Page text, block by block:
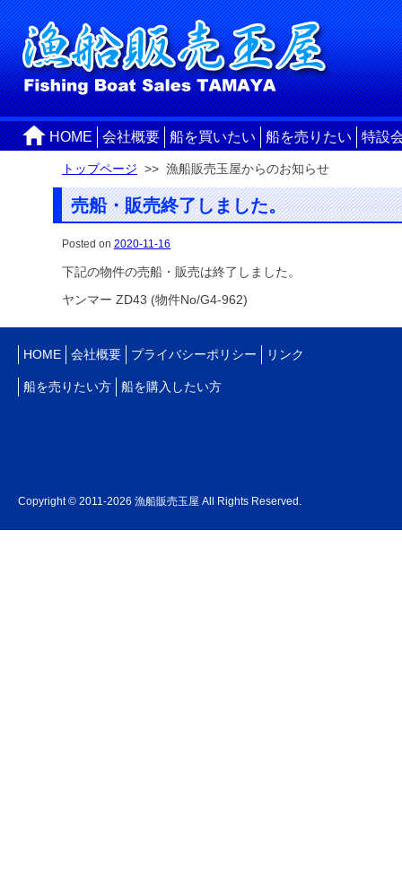
HOME 会社概要 船を買いたい 船を売りたい 特設
トップページ >> 漁船販売玉屋からのお知らせ
売船・販売終了しました。
Posted on 2020-11-16
下記の物件の売船・販売は終了しました。
ヤンマー ZD43 (物件No/G4-962)
HOME 会社概要 プライバシーポリシー リンク
船を売りたい方 船を購入したい方
Copyright © 2011-2026 漁船販売玉屋 All Rights Reserved.